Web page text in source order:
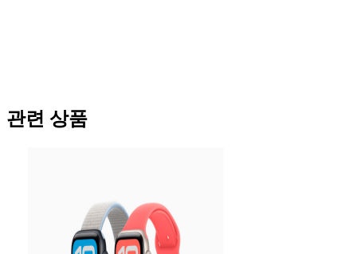
관련 상품